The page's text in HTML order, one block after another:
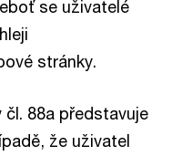
se uživatelé
stránky.
čl. 88a představuje
že uživatel